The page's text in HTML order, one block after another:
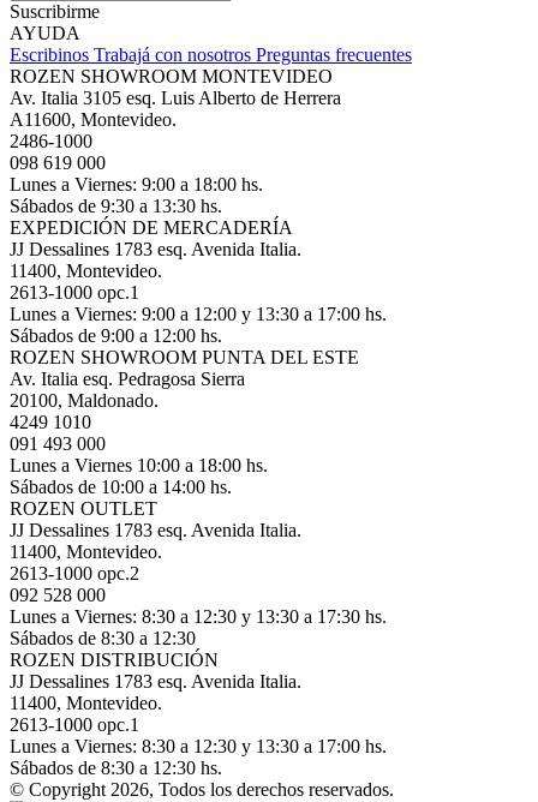
Suscribirme
AYUDA
Escribinos Trabajá con nosotros Preguntas frecuentes
ROZEN SHOWROOM MONTEVIDEO
Av. Italia 3105 esq. Luis Alberto de Herrera
A11600, Montevideo.
2486-1000
098 619 000
Lunes a Viernes: 9:00 a 18:00 hs.
Sábados de 9:30 a 13:30 hs.
EXPEDICIÓN DE MERCADERÍA
JJ Dessalines 1783 esq. Avenida Italia.
11400, Montevideo.
2613-1000 opc.1
Lunes a Viernes: 9:00 a 12:00 y 13:30 a 17:00 hs.
Sábados de 9:00 a 12:00 hs.
ROZEN SHOWROOM PUNTA DEL ESTE
Av. Italia esq. Pedragosa Sierra
20100, Maldonado.
4249 1010
091 493 000
Lunes a Viernes 10:00 a 18:00 hs.
Sábados de 10:00 a 14:00 hs.
ROZEN OUTLET
JJ Dessalines 1783 esq. Avenida Italia.
11400, Montevideo.
2613-1000 opc.2
092 528 000
Lunes a Viernes: 8:30 a 12:30 y 13:30 a 17:30 hs.
Sábados de 8:30 a 12:30
ROZEN DISTRIBUCIÓN
JJ Dessalines 1783 esq. Avenida Italia.
11400, Montevideo.
2613-1000 opc.1
Lunes a Viernes: 8:30 a 12:30 y 13:30 a 17:00 hs.
Sábados de 8:30 a 12:30 hs.
© Copyright 2026, Todos los derechos reservados.